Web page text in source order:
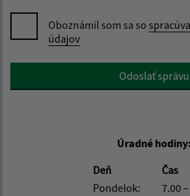
Oboznámil som sa so
údajov
Google reCaptcha ResponseOdoslať správu
Úradné hodiny:
Deň
Čas
Pondelok:
7.00